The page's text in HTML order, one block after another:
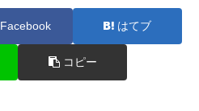
Facebook はてブ
コピー